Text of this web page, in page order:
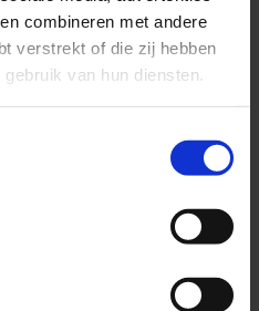
combineren met andere
verstrekt of die zij hebben
van hun diensten.